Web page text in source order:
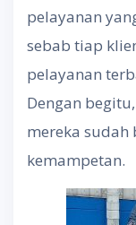
pelayanan
sebab tiap
pelayanan
Dengan
mereka sudah
kemampetan.